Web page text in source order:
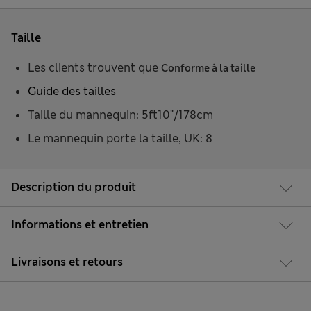
Description du produit
Informations et entretien
Livraisons et retours
Taille
Les clients trouvent que Conforme à la taille
Taille du mannequin: 5ft10"/178cm
Le mannequin porte la taille, UK: 8
Guide des tailles